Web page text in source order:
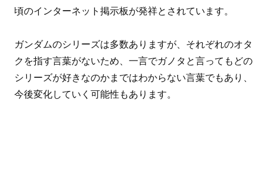
頃のインターネット掲示板が発祥とされています。
ガンダムのシリーズは多数ありますが、それぞれのオタ
クを指す言葉がないため、一言でガノタと言ってもどの
シリーズが好きなのかまではわからない言葉でもあり、
今後変化していく可能性もあります。